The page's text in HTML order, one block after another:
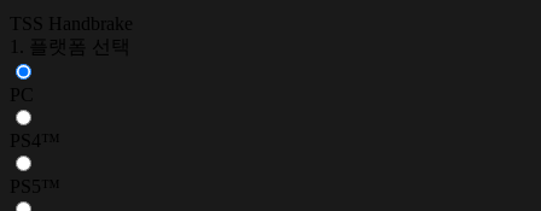
TSS Handbrake
1. 플랫폼 선택
PC
PS4™
PS5™